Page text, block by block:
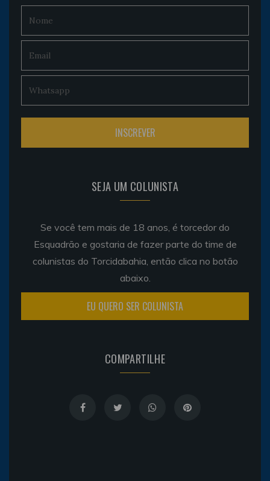
SEJA UM COLUNISTA
Se você tem mais de 18 anos, é torcedor do
Esquadrão e gostaria de fazer parte do time de
colunistas do Torcidabahia, então clica no botão
abaixo.
EU QUERO SER COLUNISTA
COMPARTILHE